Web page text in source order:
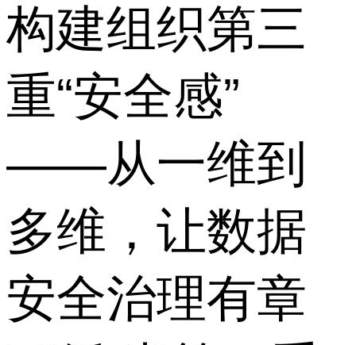
构建组织第三
重“安全感”
——从一维到
多维，让数据
安全治理有章